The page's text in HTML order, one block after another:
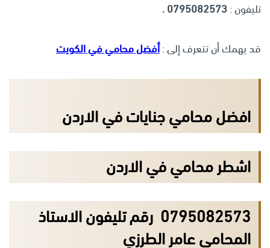
تليفون :0795082573 .
قد يهمك أن تتعرف إلى :أفضل محامي في الكويت
افضل محامي جنايات في الاردن
اشطر محامي في الاردن
0795082573 رقم تليفون الاستاذ
المحامي عامر الطرزي